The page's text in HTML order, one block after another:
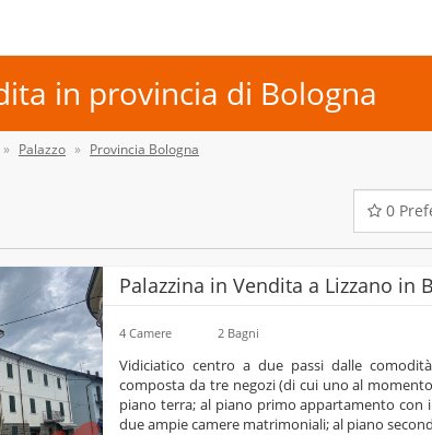
in provincia di Bologna
Palazzo Provincia Bologna
0
Palazzina in Vendita a Lizzano in
4 Camere 2 Bagni
vidiciatico centro a due passi dalle comodità che offre il paese, palazzina in vendita
composta da tre negozi (di cui uno al
piano terra; al piano primo appartamento con
due ampie camere matrimoniali; al piano